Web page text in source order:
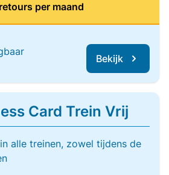
per maand
Bekijk
Card Trein Vrij
alle treinen, zowel tijdens de